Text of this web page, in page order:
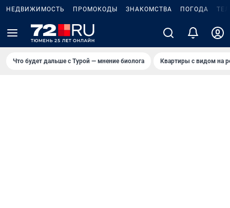
НЕДВИЖИМОСТЬ ПРОМОКОДЫ ЗНАКОМСТВА ПОГОДА
Что будет дальше с Турой — мнение биолога Квартиры с видом на